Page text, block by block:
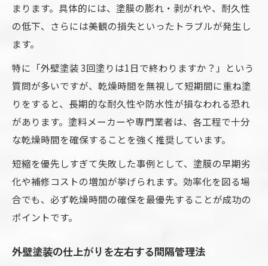
まります。具体的には、塗膜の膨れ・剥がれや、耐久性
の低下、さらには美観の損失といったトラブルが発生し
ます。
特に「外壁塗装 3回塗りは1日で終わりますか？」という
質問が多いですが、乾燥時間を無視して短期間に重ね塗
りをすると、長期的な耐久性や防水性が損なわれる恐れ
があります。塗料メーカーや専門業者は、各工程で十分
な乾燥時間を確保することを強く推奨しています。
短縮を優先しすぎて失敗した事例として、塗膜の早期劣
化や補修コストの増加が挙げられます。効率化を図る場
合でも、必ず乾燥時間の確保を最優先することが成功の
ポイントです。
外壁塗装の仕上がりを左右する間隔管理法